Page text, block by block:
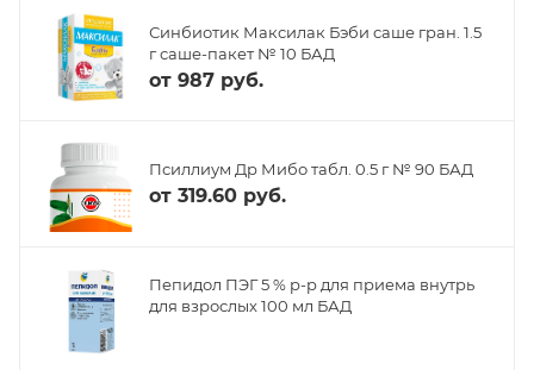
Синбиотик Максилак Бэби саше гран. 1.5
г саше-пакет № 10 БАД
от 987 руб.
Псиллиум Др Мибо табл. 0.5 г № 90 БАД
от 319.60 руб.
Пепидол ПЭГ 5 % р-р для приема внутрь
для взрослых 100 мл БАД